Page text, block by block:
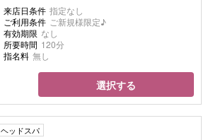
来店日条件 指定なし
ご利用条件 ご新規様限定♪
有効期限 なし
所要時間 120分
指名料 無し
選択する
ヘッドスパ